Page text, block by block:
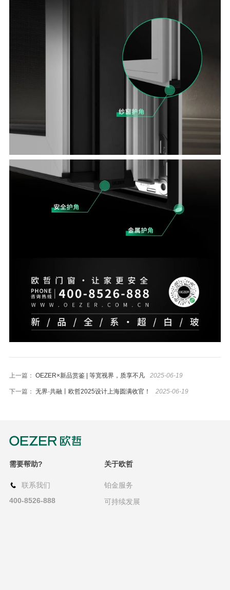
上一篇： OEZER×新品赏鉴 | 等宽视界，质享不凡 2025-06-19
下一篇： 无界·共融丨欧哲2025设计上海圆满收官！ 2025-06-19
需要帮助?
联系我们
400-8526-888
关于欧哲
铂金服务
可持续发展